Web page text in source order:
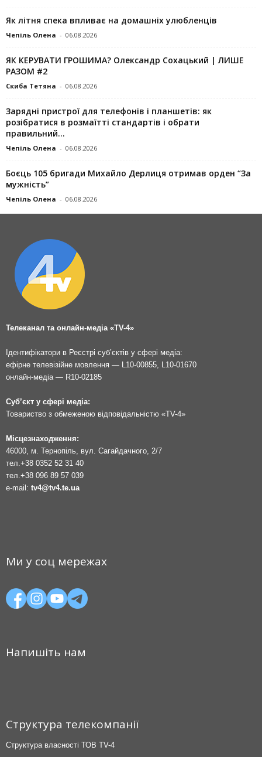
Як літня спека впливає на домашніх улюбленців
Чепіль Олена - 06.08.2026
ЯК КЕРУВАТИ ГРОШИМА? Олександр Сохацький | ЛИШЕ
РАЗОМ #2
Скиба Тетяна - 06.08.2026
Зарядні пристрої для телефонів і планшетів: як
розібратися в розмаїтті стандартів і обрати
правильний...
Чепіль Олена - 06.08.2026
Боєць 105 бригади Михайло Дерлиця отримав орден “За
мужність”
Чепіль Олена - 06.08.2026
Телеканал та онлайн-медіа «TV-4»
Ідентифікатори в Реєстрі суб’єктів у сфері медіа:
ефірне телевізійне мовлення — L10-00855, L10-01670
онлайн-медіа — R10-02185
Суб’єкт у сфері медіа:
Товариство з обмеженою відповідальністю «TV-4»
Місцезнаходження:
46000, м. Тернопіль, вул. Сагайдачного, 2/7
тел. +38 0352 52 31 40
тел. +38 096 89 57 039
e-mail: tv4@tv4.te.ua
Ми у соц мережах
Напишіть нам
Структура телекомпанії
Структура власності ТОВ TV-4